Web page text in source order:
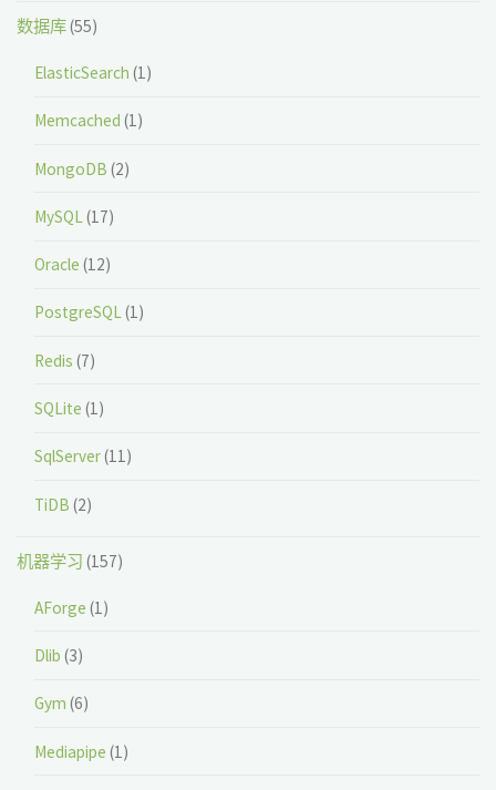
数据库(55)
ElasticSearch (1)
Memcached (1)
MongoDB (2)
MySQL(17)
Oracle (12)
PostgreSQL(1)
Redis (7)
SQLite (1)
SqlServer(11)
TiDB (2)
机器学习 (157)
AForge (1)
Dlib (3)
Gym (6)
Mediapipe (1)